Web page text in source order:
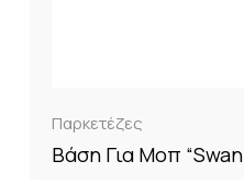
Παρκετέζες
Βάση Για Μοπ